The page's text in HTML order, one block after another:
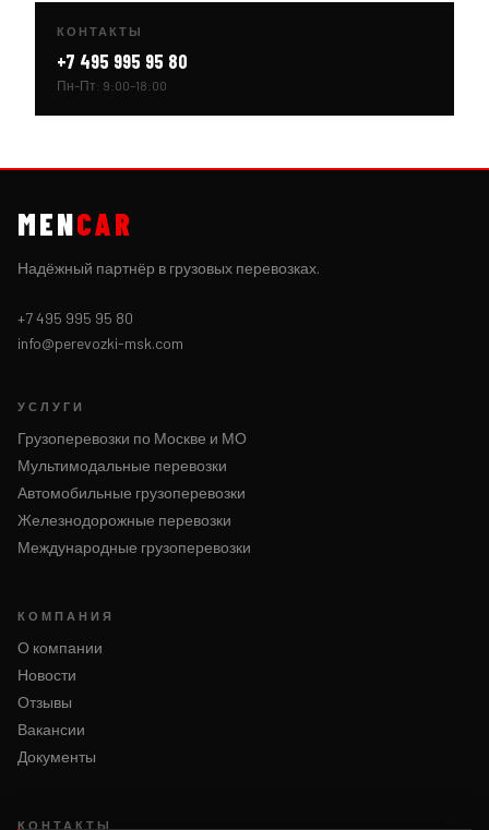
КОНТАКТЫ
+7 495 995 95 80
Пн–Пт: 9:00–18:00
MENCAR
Надёжный партнёр в грузовых перевозках.
+7 495 995 95 80
info@perevozki-msk.com
УСЛУГИ
Грузоперевозки по Москве и МО
Мультимодальные перевозки
Автомобильные грузоперевозки
Железнодорожные перевозки
Международные грузоперевозки
КОМПАНИЯ
О компании
Новости
Отзывы
Вакансии
Документы
КОНТАКТЫ